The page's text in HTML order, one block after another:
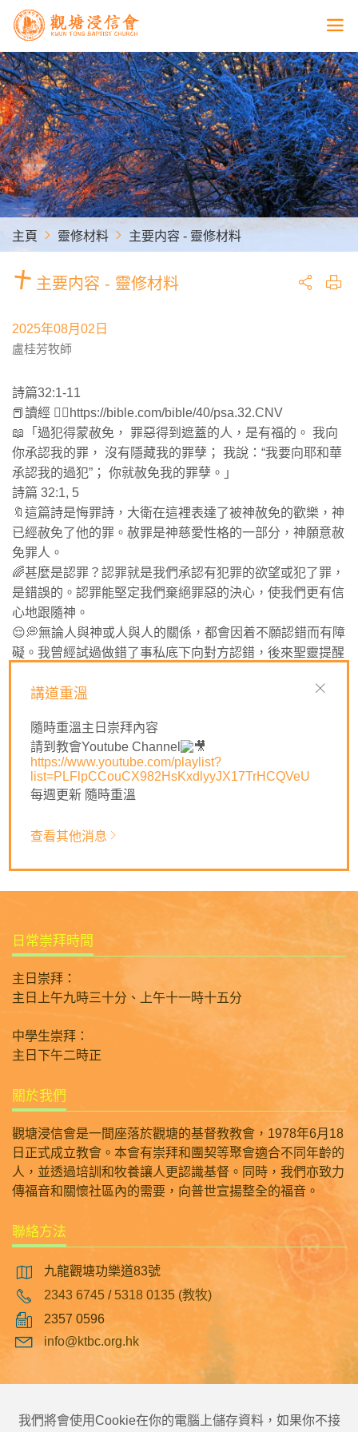
主頁 靈修材料 主要内容 - 靈修材料
主要内容 - 靈修材料
2025年08月02日
盧桂芳牧師
‭‭詩篇‬32:1-11
📕讀經 👉🏻https://bible.com/bible/40/psa.32.CNV
📖「過犯得蒙赦免， 罪惡得到遮蓋的人，是有福的。 我向
你承認我的罪， 沒有隱藏我的罪孽； 我說：“我要向耶和華
承認我的過犯”； 你就赦免我的罪孽。」
‭‭詩篇‬ ‭32‬:‭1‬, ‭5‬ ‭
🔖這篇詩是悔罪詩，大衛在這裡表達了被神赦免的歡樂，神
已經赦免了他的罪。赦罪是神慈愛性格的一部分，神願意赦
免罪人。
🌈甚麼是認罪？認罪就是我們承認有犯罪的欲望或犯了罪，
是錯誤的。認罪能堅定我們棄絕罪惡的決心，使我們更有信
心地跟隨神。
😌💭無論人與神或人與人的關係，都會因着不願認錯而有障
礙。我曾經試過做錯了事私底下向對方認錯，後來聖靈提醒
動力量很大，當下的關係修補了，氣氛立刻和諧了。把錯、
🙏🏻主啊，我不向祢隱藏我的罪孽，我要向祢承認我的過
犯，求祢教導我們，指示我們應走的路，叫我們有勇氣承認
錯誤。多謝主赦免我們的罪，使我們重新有正直的靈和喜樂
的心。祈禱奉耶穌基督名求，阿們。
返回列表
日常崇拜時間
主日崇拜：
主日上午九時三十分、上午十一時十五分
中學生崇拜：
主日下午二時正
關於我們
觀塘浸信會是一間座落於觀塘的基督教教會，1978年6月18
日正式成立教會。本會有崇拜和團契等聚會適合不同年齡的
人，並透過培訓和牧養讓人更認識基督。同時，我們亦致力
傳福音和關懷社區內的需要，向普世宣揚整全的福音。
聯絡方法
九龍觀塘功樂道83號
2343 6745 / 5318 0135 (教牧)
2357 0596
info@ktbc.org.hk
觀塘浸信會彩明幼稚園
講道重溫
隨時重溫主日崇拜內容
請到教會Youtube Channel
https://www.youtube.com/playlist?
list=PLFlpCCouCX982HsKxdlyyJX17TrHCQVeU
每週更新 隨時重溫
查看其他消息
我們將會使用Cookie在你的電腦上儲存資料，如果你不接